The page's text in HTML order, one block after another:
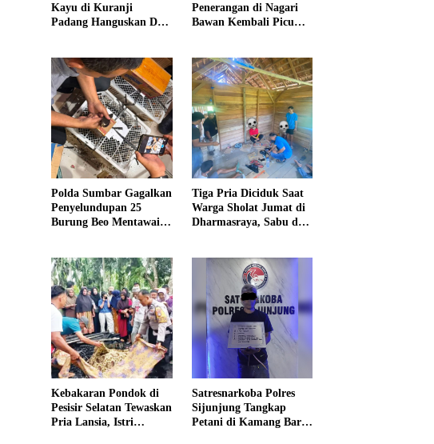
Kayu di Kuranji
Padang Hanguskan Dua
Penerangan di Nagari
Bawan Kembali Picu
Polda Sumbar Gagalkan
Penyelundupan 25
Burung Beo Mentawai,
Tiga Pria Diciduk Saat
Warga Sholat Jumat di
Dharmasraya, Sabu dan
Kebakaran Pondok di
Pesisir Selatan Tewaskan
Pria Lansia, Istri
Satresnarkoba Polres
Sijunjung Tangkap
Petani di Kamang Baru,